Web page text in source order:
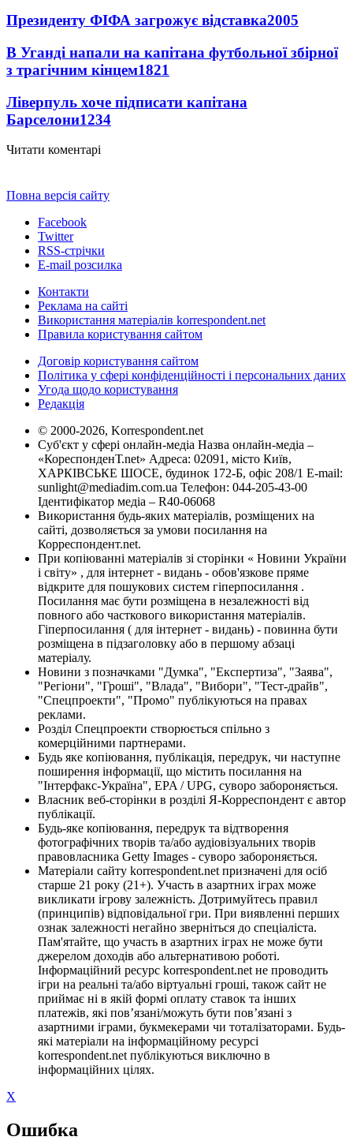
Президенту ФІФА загрожує відставка2005
В Уганді напали на капітана футбольної збірної
з трагічним кінцем1821
Ліверпуль хоче підписати капітана
Барселони1234
Читати коментарі
Повна версія сайту
Facebook
Twitter
RSS-стрічки
E-mail розсилка
Контакти
Реклама на сайті
Використання матеріалів korrespondent.net
Правила користування сайтом
Договір користування сайтом
Політика у сфері конфіденційності і персональних даних
Угода щодо користування
Редакція
© 2000-2026, Korrespondent.net
Суб'єкт у сфері онлайн-медіа Назва онлайн-медіа –
«КореспонденТ.net» Адреса: 02091, місто Київ,
ХАРКІВСЬКЕ ШОСЕ, будинок 172-Б, офіс 208/1 E-mail:
sunlight@mediadim.com.ua Телефон: 044-205-43-00
Ідентифікатор медіа – R40-06068
Використання будь-яких матеріалів, розміщених на
сайті, дозволяється за умови посилання на
Корреспондент.net.
При копіюванні матеріалів зі сторінки « Новини України
і світу» , для інтернет - видань - обов'язкове пряме
відкрите для пошукових систем гіперпосилання .
Посилання має бути розміщена в незалежності від
повного або часткового використання матеріалів.
Гіперпосилання ( для інтернет - видань) - повинна бути
розміщена в підзаголовку або в першому абзаці
матеріалу.
Новини з позначками "Думка", "Експертиза", "Заява",
"Регіони", "Гроші", "Влада", "Вибори", "Тест-драйв",
"Спецпроекти", "Промо" публікуються на правах
реклами.
Розділ Спецпроекти створюється спільно з
комерційними партнерами.
Будь яке копіювання, публікація, передрук, чи наступне
поширення інформації, що містить посилання на
"Інтерфакс-Україна", EPA / UPG, суворо забороняється.
Власник веб-сторінки в розділі Я-Корреспондент є автор
публікації.
Будь-яке копіювання, передрук та відтворення
фотографічних творів та/або аудіовізуальних творів
правовласника Getty Images - суворо забороняється.
Матеріали сайту korrespondent.net призначені для осіб
старше 21 року (21+). Участь в азартних іграх може
викликати ігрову залежність. Дотримуйтесь правил
(принципів) відповідальної гри. При виявленні перших
ознак залежності негайно зверніться до спеціаліста.
Пам'ятайте, що участь в азартних іграх не може бути
джерелом доходів або альтернативою роботі.
Інформаційний ресурс korrespondent.net не проводить
ігри на реальні та/або віртуальні гроші, також сайт не
приймає ні в якій формі оплату ставок та інших
платежів, які пов’язані/можуть бути пов’язані з
азартними іграми, букмекерами чи тоталізаторами. Будь-
які матеріали на інформаційному ресурсі
korrespondent.net публікуються виключно в
інформаційних цілях.
X
Ошибка